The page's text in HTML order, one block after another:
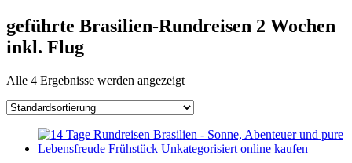
geführte Brasilien-Rundreisen 2 Wochen
inkl. Flug
Alle 4 Ergebnisse werden angezeigt